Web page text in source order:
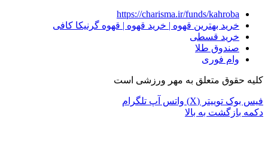
https://charisma.ir/funds/kahroba
خرید بهترین قهوه | خرید قهوه | قهوه گرنیکا کافی
خرید قسطی
صندوق طلا
وام فوری
کلیه حقوق متعلق به مهر ورزشی است
فیس بوک توییتر (X) واتس آپ تلگرام
دکمه بازگشت به بالا